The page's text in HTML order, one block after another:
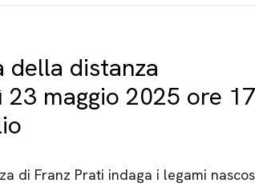
della distanza
23 maggio 2025 ore
di Franz Prati indaga i legami